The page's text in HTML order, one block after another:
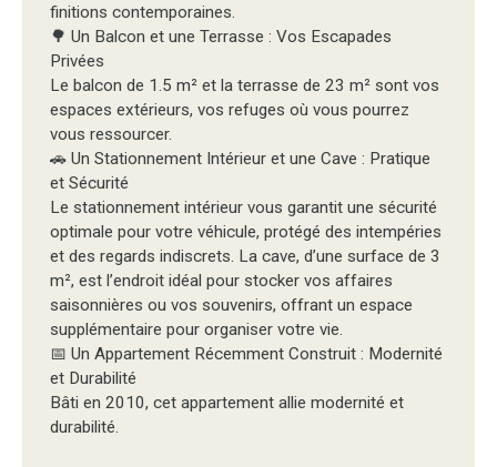
finitions contemporaines.
🌳 Un Balcon et une Terrasse : Vos Escapades
Privées
Le balcon de 1.5 m² et la terrasse de 23 m² sont vos
espaces extérieurs, vos refuges où vous pourrez
vous ressourcer.
🚗 Un Stationnement Intérieur et une Cave : Pratique
et Sécurité
Le stationnement intérieur vous garantit une sécurité
optimale pour votre véhicule, protégé des intempéries
et des regards indiscrets. La cave, d’une surface de 3
m², est l’endroit idéal pour stocker vos affaires
saisonnières ou vos souvenirs, offrant un espace
supplémentaire pour organiser votre vie.
📅 Un Appartement Récemment Construit : Modernité
et Durabilité
Bâti en 2010, cet appartement allie modernité et
durabilité.